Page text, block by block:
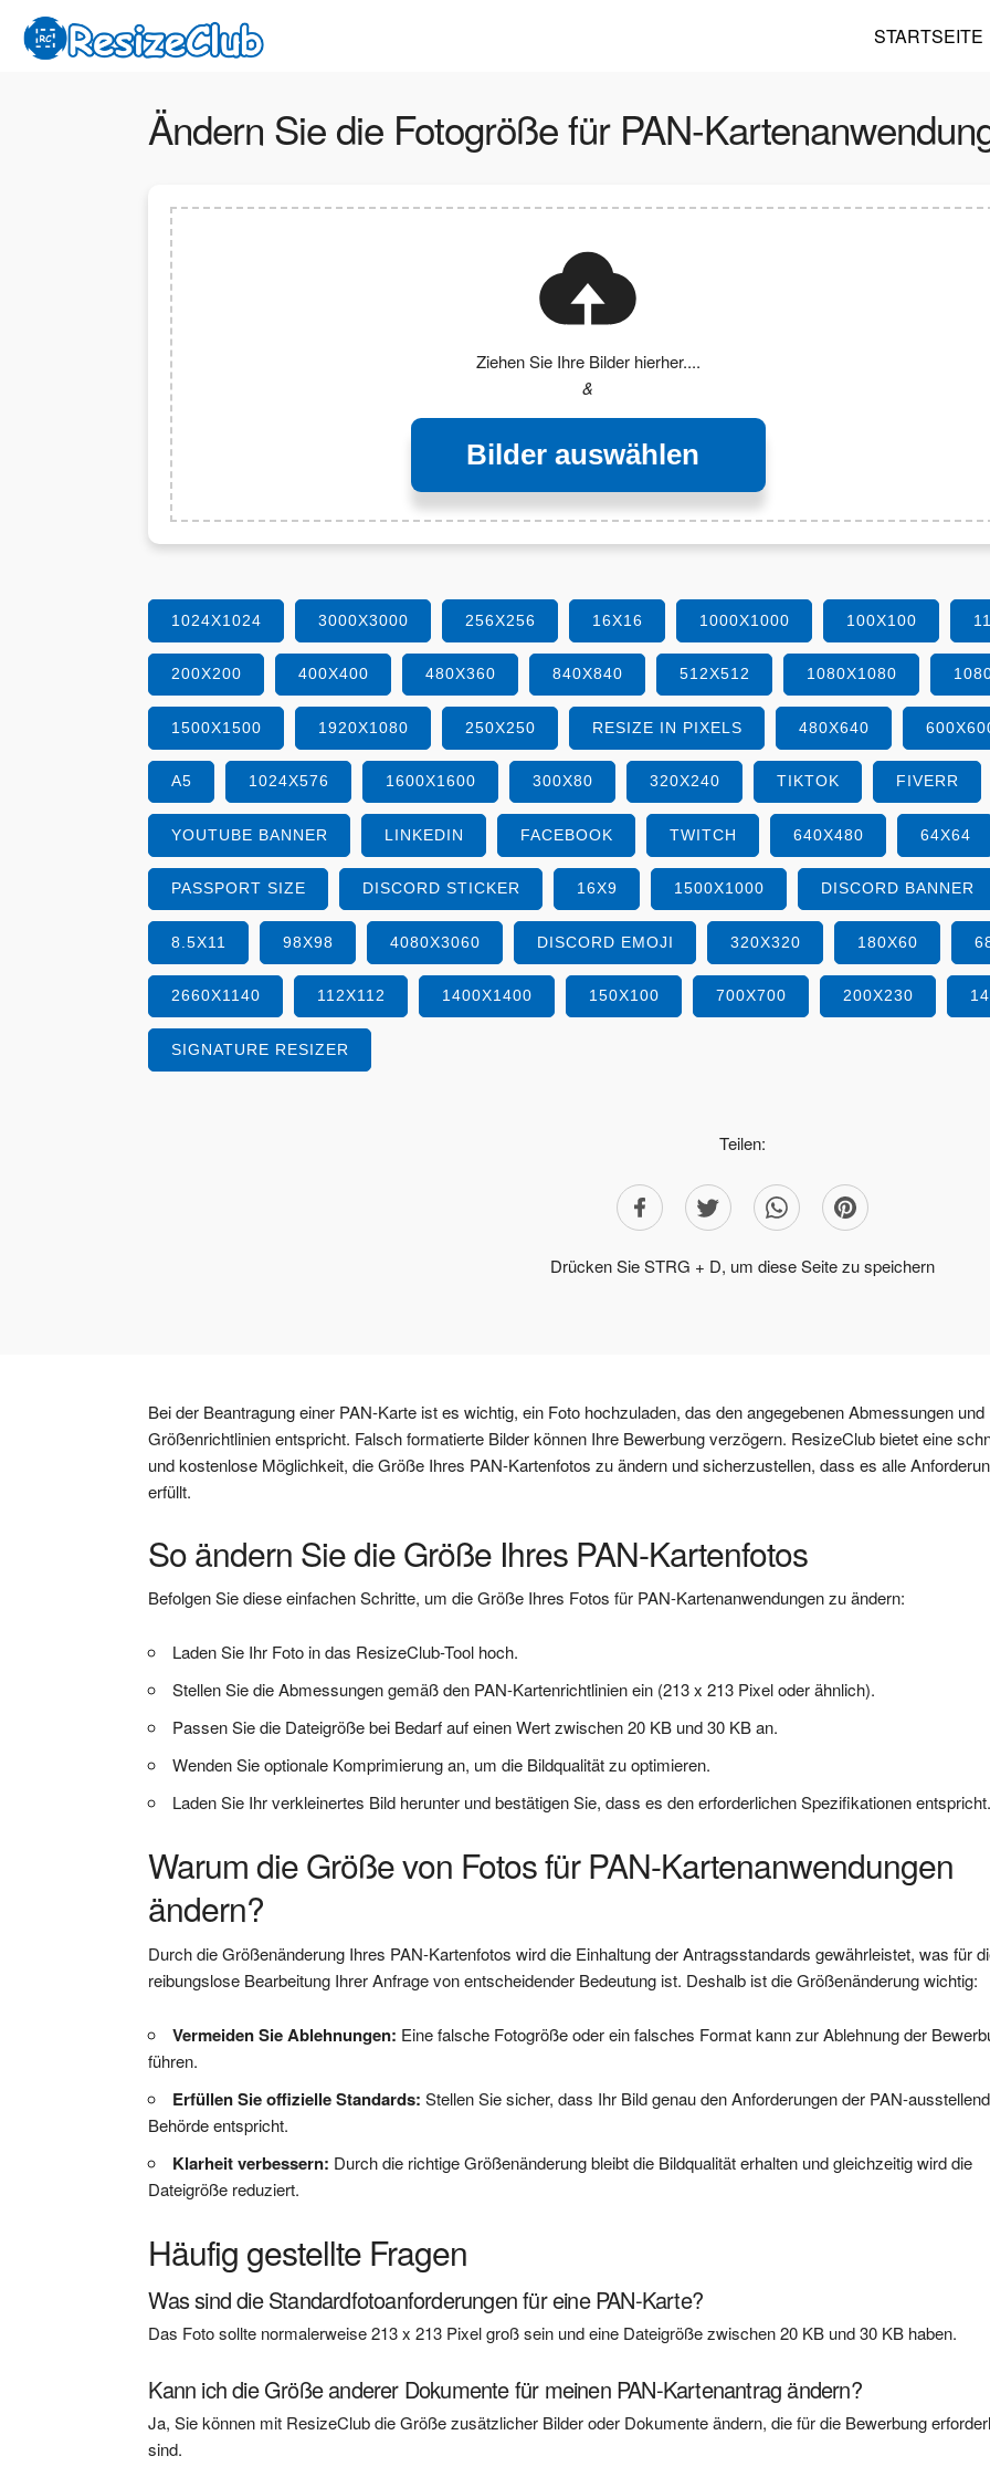
STARTSEITE
Ändern Sie die Fotogröße für PAN-
Ziehen Sie Ihre Bilder hierher....
&
Bilder auswählen
1024X1024 3000X3000 256X256 16X16 1000X1000 100X100
200X200 400X400 480X360 840X840 512X512 1080X1080
1500X1500 1920X1080 250X250 RESIZE IN PIXELS 480X640
A5 1024X576 1600X1600 300X80 320X240 TIKTOK FIVERR
YOUTUBE BANNER LINKEDIN FACEBOOK TWITCH 640X480 64X64
PASSPORT SIZE DISCORD STICKER 16X9 1500X1000 DISCORD BANNER
8.5X11 98X98 4080X3060 DISCORD EMOJI 320X320 180X60
2660X1140 112X112 1400X1400 150X100 700X700 200X230
SIGNATURE RESIZER
Teilen:
Drücken Sie STRG + D, um diese Seite zu speichern
Bei der Beantragung einer PAN-Karte ist es wichtig, ein Foto hochzuladen, das den angegebenen Abmessungen und
Größenrichtlinien entspricht. Falsch formatierte Bilder können Ihre Bewerbung verzögern. ResizeClub bietet eine
und kostenlose Möglichkeit, die Größe Ihres PAN-Kartenfotos zu ändern und sicherzustellen, dass es alle
erfüllt.
So ändern Sie die Größe Ihres PAN-Kartenfotos
Befolgen Sie diese einfachen Schritte, um die Größe Ihres Fotos für PAN-Kartenanwendungen zu ändern:
Laden Sie Ihr Foto in das ResizeClub-Tool hoch.
Stellen Sie die Abmessungen gemäß den PAN-Kartenrichtlinien ein (213 x 213 Pixel oder ähnlich).
Passen Sie die Dateigröße bei Bedarf auf einen Wert zwischen 20 KB und 30 KB an.
Wenden Sie optionale Komprimierung an, um die Bildqualität zu optimieren.
Laden Sie Ihr verkleinertes Bild herunter und bestätigen Sie, dass es den erforderlichen Spezifikationen entspricht.
Warum die Größe von Fotos für PAN-Kartenanwendungen
ändern?
Durch die Größenänderung Ihres PAN-Kartenfotos wird die Einhaltung der Antragsstandards gewährleistet, was für
reibungslose Bearbeitung Ihrer Anfrage von entscheidender Bedeutung ist. Deshalb ist die Größenänderung wichtig:
Vermeiden Sie Ablehnungen: Eine falsche Fotogröße oder ein falsches Format kann zur Ablehnung der
führen.
Erfüllen Sie offizielle Standards:Stellen Sie sicher, dass Ihr Bild genau den Anforderungen der PAN-
Behörde entspricht.
Klarheit verbessern: Durch die richtige Größenänderung bleibt die Bildqualität erhalten und gleichzeitig wird die
Dateigröße reduziert.
Häufig gestellte Fragen
Was sind die Standardfotoanforderungen für eine PAN-Karte?
Das Foto sollte normalerweise 213 x 213 Pixel groß sein und eine Dateigröße zwischen 20 KB und 30 KB haben.
Kann ich die Größe anderer Dokumente für meinen PAN-Kartenantrag ändern?
Ja, Sie können mit ResizeClub die Größe zusätzlicher Bilder oder Dokumente ändern, die für die Bewerbung
sind.